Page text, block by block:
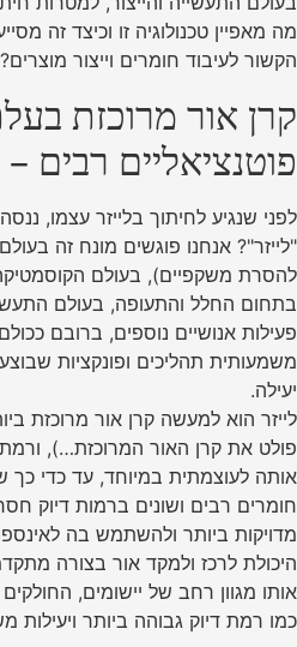
מה מאפיין טכנולוגיה זו וכיצד זה
הקשור לעיבוד חומרים וייצור מוצרים?
קרן אור מרוכזת
פוטנציאליים רבים –
לפני שנגיע לחיתוך בלייזר עצמו,
"לייזר"? אנחנו פוגשים מונח זה
להסרת משקפיים), בעולם
בתחום החלל והתעופה, בעולם
פעילות אנושיים נוספים, ברובם
משמעותית תהליכים ופונקציות
יעילה.
לייזר הוא למעשה קרן אור מרוכזת
פולט את קרן האור המרוכזת…),
אותה לעוצמתית במיוחד, עד כדי כך
חומרים רבים ושונים ברמות דיוק
מדויקות ביותר ולהשתמש בה
היכולת לרכז ולמקד אור בצורה
אותו מגוון רחב של יישומים,
כמו רמת דיוק גבוהה ביותר